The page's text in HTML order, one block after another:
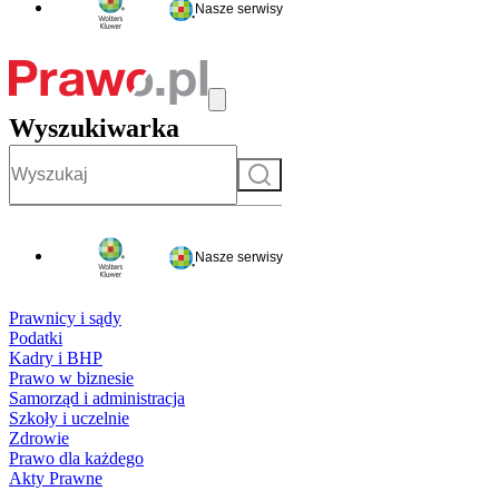
Nasze serwisy
Wyszukiwarka
Szukaj
Nasze serwisy
Prawnicy i sądy
Podatki
Kadry i BHP
Prawo w biznesie
Samorząd i administracja
Szkoły i uczelnie
Zdrowie
Prawo dla każdego
Akty Prawne